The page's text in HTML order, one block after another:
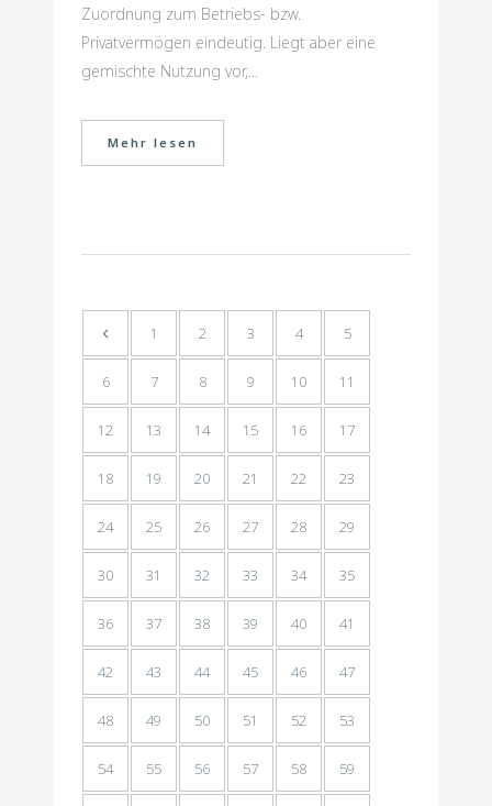
Zuordnung zum Betriebs- bzw.
Privatvermögen eindeutig. Liegt aber eine
gemischte Nutzung vor,...
Mehr lesen
1 2 3 4 5
6 7 8 9 10 11
12 13 14 15 16 17
18 19 20 21 22 23
24 25 26 27 28 29
30 31 32 33 34 35
36 37 38 39 40 41
42 43 44 45 46 47
48 49 50 51 52 53
54 55 56 57 58 59